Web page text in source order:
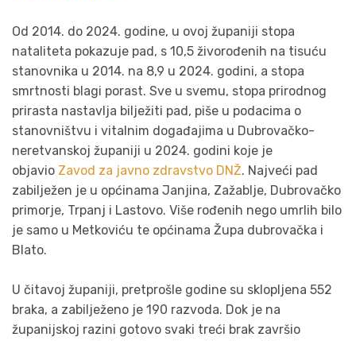
Od 2014. do 2024. godine, u ovoj županiji stopa
nataliteta pokazuje pad, s 10,5 živorođenih na tisuću
stanovnika u 2014. na 8,9 u 2024. godini, a stopa
smrtnosti blagi porast. Sve u svemu, stopa prirodnog
prirasta nastavlja bilježiti pad, piše u podacima o
stanovništvu i vitalnim događajima u Dubrovačko-
neretvanskoj županiji u 2024. godini koje je
objavio Zavod za javno zdravstvo DNŽ. Najveći pad
zabilježen je u općinama Janjina, Zažablje, Dubrovačko
primorje, Trpanj i Lastovo. Više rođenih nego umrlih bilo
je samo u Metkoviću te općinama Župa dubrovačka i
Blato.
U čitavoj županiji, pretprošle godine su sklopljena 552
braka, a zabilježeno je 190 razvoda. Dok je na
županijskoj razini gotovo svaki treći brak završio